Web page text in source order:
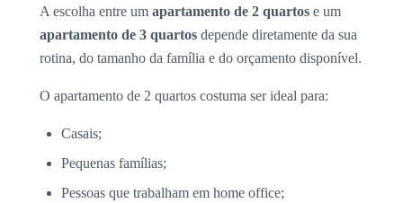
A escolha entre um apartamento de 2 quartos e um
apartamento de 3 quartos depende diretamente da sua
rotina, do tamanho da família e do orçamento disponível.
O apartamento de 2 quartos costuma ser ideal para:
Casais;
Pequenas famílias;
Pessoas que trabalham em home office;